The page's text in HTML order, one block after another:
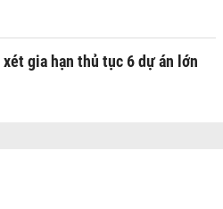
xét gia hạn thủ tục 6 dự án lớn